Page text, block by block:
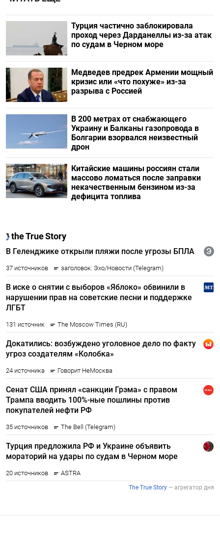
Турция частично заблокировала
проход через Дарданеллы из-за атак
по судам в Черном море
Медведев предрек Армении мощный
кризис или «что похуже» из-за
разрыва с Россией
В 200 метрах от снабжающего
Украину и Балканы газопровода в
Болгарии взорвался неизвестный
дрон
Китайские машины россиян стали
массово ломаться после заправки
некачественным бензином из-за
дефицита топлива